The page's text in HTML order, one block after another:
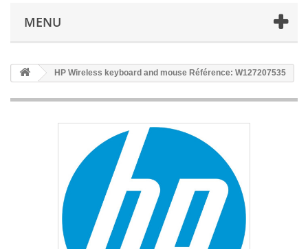
MENU
HP Wireless keyboard and mouse Référence: W127207535